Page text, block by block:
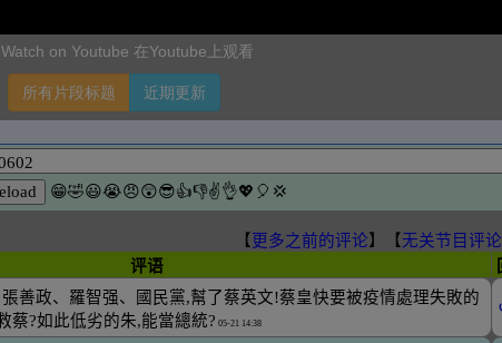
Watch on Youtube 在Youtube上观看
所有片段标题 近期更新